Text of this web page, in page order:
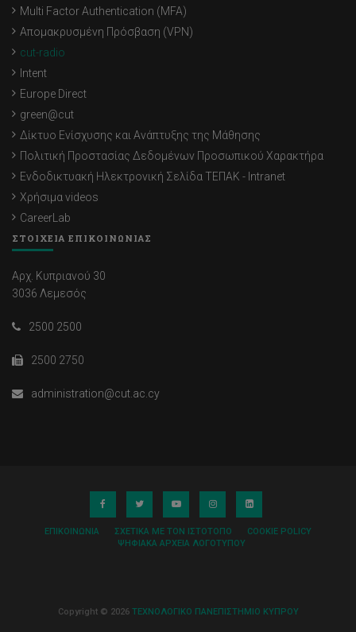
Multi Factor Authentication (MFA)
Απομακρυσμένη Πρόσβαση (VPN)
cut-radio
Intent
Europe Direct
green@cut
Δίκτυο Ενίσχυσης και Ανάπτυξης της Μάθησης
Πολιτική Προστασίας Δεδομένων Προσωπικού Χαρακτήρα
Ενδοδικτυακή Ηλεκτρονική Σελίδα ΤΕΠΑΚ - Intranet
Χρήσιμα videos
CareerLab
ΣΤΟΙΧΕΙΑ ΕΠΙΚΟΙΝΩΝΙΑΣ
Αρχ. Κυπριανού 30
3036 Λεμεσός
2500 2500
2500 2750
administration@cut.ac.cy
ΕΠΙΚΟΙΝΩΝΊΑ ΣΧΕΤΙΚΆ ΜΕ ΤΟΝ ΙΣΤΌΤΟΠΟ
COOKIE POLICY
ΨΗΦΙΑΚΆ ΑΡΧΕΊΑ ΛΟΓΌΤΥΠΟΥ
Copyright © 2026 ΤΕΧΝΟΛΟΓΙΚΟ ΠΑΝΕΠΙΣΤΗΜΙΟ ΚΥΠΡΟΥ